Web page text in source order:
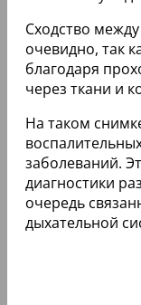
Сходство
очевидно, так
благодаря
через ткани и
На таком
заболеваний.
диагностики
очередь
дыхательной